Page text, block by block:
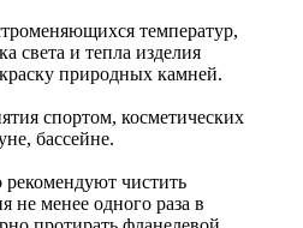
температур,
света и тепла изделия
природных камней.
спортом, косметических
бассейне.
чистить
не менее одного раза в